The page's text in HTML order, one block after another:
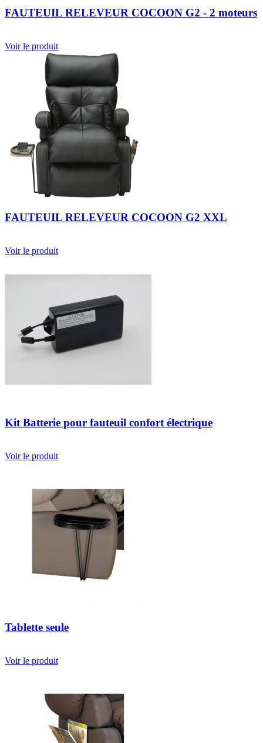
FAUTEUIL RELEVEUR COCOON G2 - 2 moteurs
Voir le produit
FAUTEUIL RELEVEUR COCOON G2 XXL
Voir le produit
Kit Batterie pour fauteuil confort électrique
Voir le produit
Tablette seule
Voir le produit